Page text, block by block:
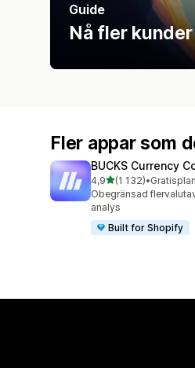
Guide
Nå fler
Fler appar som
BUCKS Currency
4,9av 5 stjärnor
(1 132)
1132 recensioner totalt
•
Obegränsad
analys
Built for Shopify